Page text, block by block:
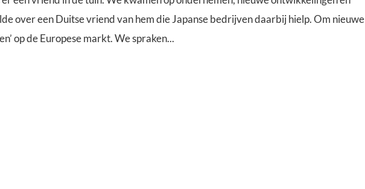
over een Duitse vriend van hem die Japanse bedrijven daarbij hielp. Om nieuwe
op de Europese markt. We spraken...